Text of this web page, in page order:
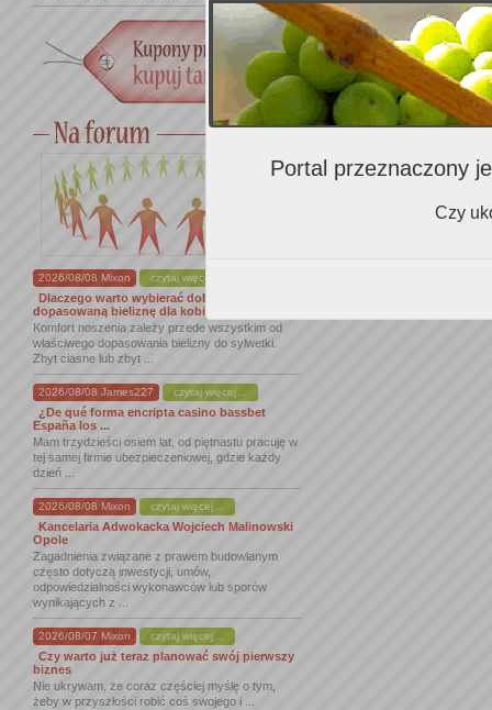
2026/08/08 Mixon czytaj więcej...
Dlaczego warto wybierać dobrze
dopasowaną bieliznę dla kobiet
Komfort noszenia zależy przede wszystkim od
właściwego dopasowania bielizny do sylwetki.
Zbyt ciasne lub zbyt ...
2026/08/08 James227 czytaj więcej...
¿De qué forma encripta casino bassbet
España los ...
Mam trzydzieści osiem lat, od piętnastu pracuję w
tej samej firmie ubezpieczeniowej, gdzie każdy
dzień ...
2026/08/08 Mixon czytaj więcej...
Kancelaria Adwokacka Wojciech Malinowski
Opole
Zagadnienia związane z prawem budowlanym
często dotyczą inwestycji, umów,
odpowiedzialności wykonawców lub sporów
wynikających z ...
2026/08/07 Mixon czytaj więcej...
Czy warto już teraz planować swój pierwszy
biznes
Nie ukrywam, że coraz częściej myślę o tym,
żeby w przyszłości robić coś swojego i ...
Portal przeznaczony
Czy